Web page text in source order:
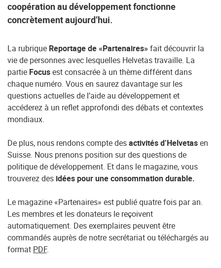
coopération au développement fonctionne
concrètement aujourd’hui.
La rubrique Reportage de «Partenaires»fait découvrir la
vie de personnes avec lesquelles Helvetas travaille. La
partie Focusest consacrée à un thème différent dans
chaque numéro. Vous en saurez davantage sur les
questions actuelles de l’aide au développement et
accéderez à un reflet approfondi des débats et contextes
mondiaux.
De plus, nous rendons compte desactivités d’Helvetasen
Suisse. Nous prenons position sur des questions de
politique de développement. Et dans le magazine, vous
trouverez des idées pour une consommation durable.
Le magazine «Partenaires» est publié quatre fois par an.
Les membres et les donateurs le reçoivent
automatiquement. Des exemplaires peuvent être
commandés auprès de notre secrétariat ou téléchargés au
format PDF.